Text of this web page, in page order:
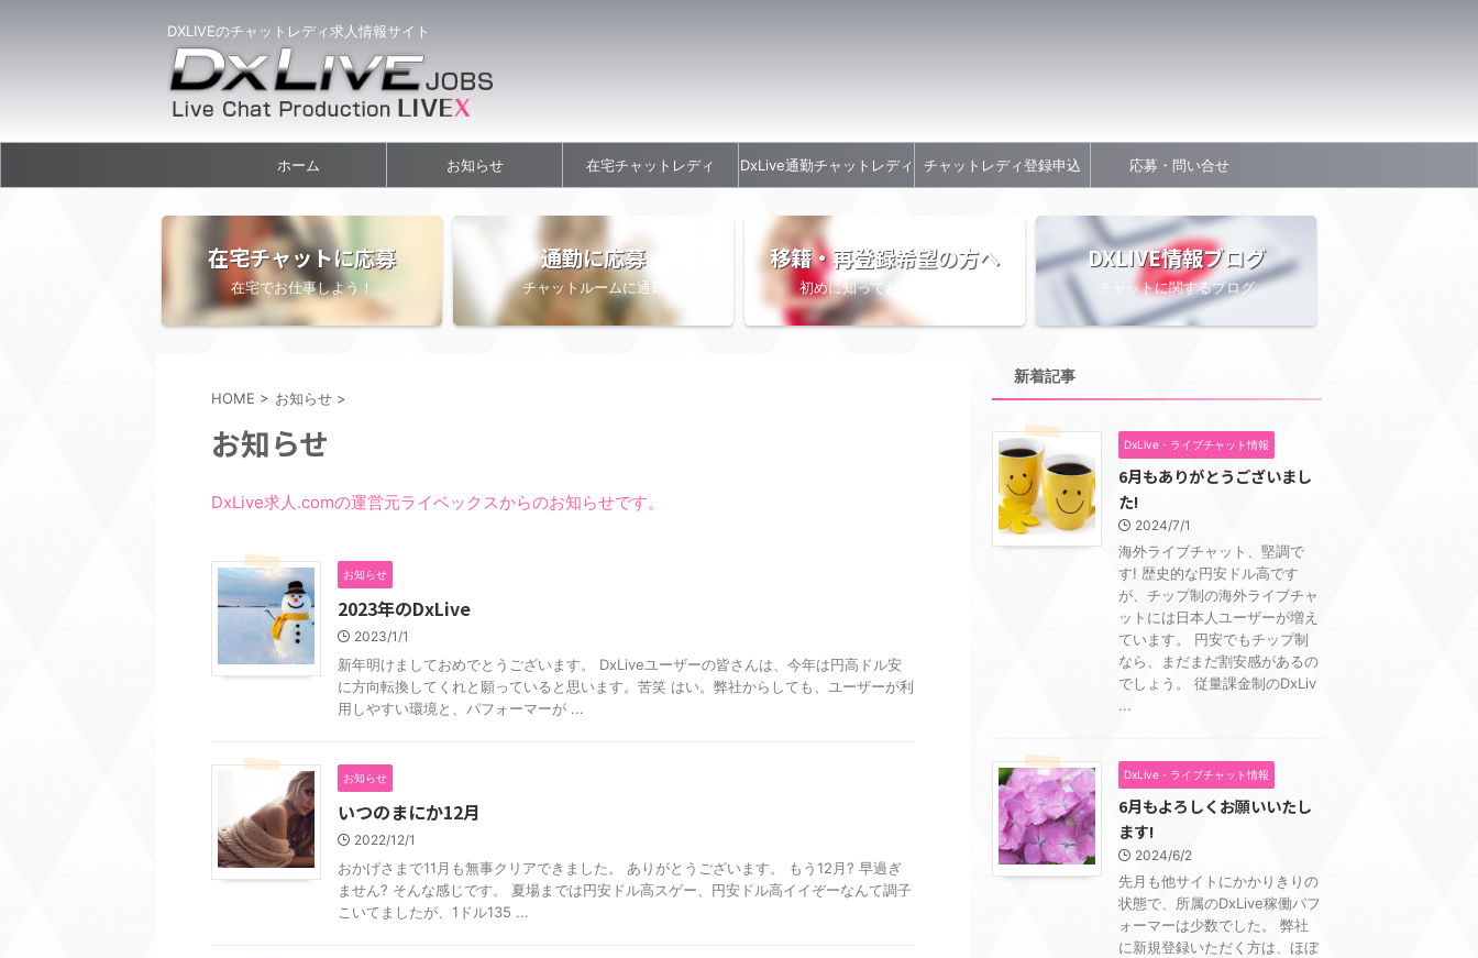
DXLIVEのチャットレディ求人情報サイト
ホーム お知らせ 在宅チャットレディ DxLive通勤チャットレディ チャットレディ登録申込 応募・問い合せ
在宅チャットに応募
在宅でお仕事しよう！
通勤に応募
チャットルームに通勤
移籍・再登録希望の方へ
初めに知っておきたい情報
DXLIVE情報ブログ
チャットに関するブログ
HOME > お知らせ >
お知らせ
DxLive求人.comの運営元ライベックスからのお知らせです。
お知らせ
2023年のDxLive
2023/1/1
新年明けましておめでとうございます。 DxLiveユーザーの皆さんは、今年は円高ドル安
に方向転換してくれと願っていると思います。苦笑 はい。弊社からしても、ユーザーが利
用しやすい環境と、パフォーマーが ...
お知らせ
いつのまにか12月
2022/12/1
おかげさまで11月も無事クリアできました。 ありがとうございます。 もう12月? 早過ぎ
ません? そんな感じです。 夏場までは円安ドル高スゲー、円安ドル高イイぞーなんて調子
こいてましたが、1ドル135 ...
新着記事
DxLive・ライブチャット情報
6月もありがとうございまし
た!
2024/7/1
海外ライブチャット、堅調で
す! 歴史的な円安ドル高です
が、チップ制の海外ライブチャ
ットには日本人ユーザーが増え
ています。 円安でもチップ制
なら、まだまだ割安感があるの
でしょう。 従量課金制のDxLiv
...
DxLive・ライブチャット情報
6月もよろしくお願いいたし
ます!
2024/6/2
先月も他サイトにかかりきりの
状態で、所属のDxLive稼働パフ
ォーマーは少数でした。 弊社
に新規登録いただく方は、ほぼ